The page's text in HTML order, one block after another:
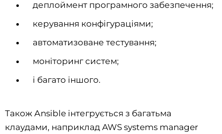
деплоймент програмного забезпечення;
керування конфігураціями;
автоматизоване тестування;
моніторинг систем;
і багато іншого.
Також Аnsible інтегрується з багатьма
клаудами, наприклад AWS systems manager